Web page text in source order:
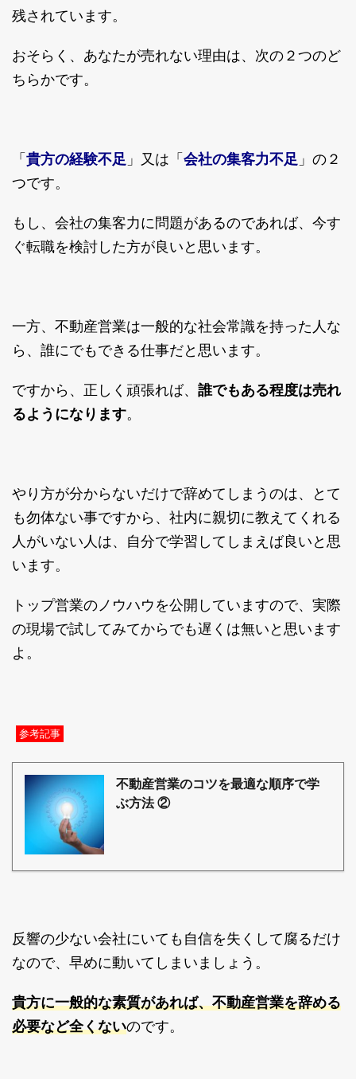
残されています。
おそらく、あなたが売れない理由は、次の２つのど
ちらかです。
「 貴方の経験不足 」又は「 会社の集客力不足 」の２
つです。
もし、会社の集客力に問題があるのであれば、今す
ぐ転職を検討した方が良いと思います。
一方、不動産営業は一般的な社会常識を持った人な
ら、誰にでもできる仕事だと思います。
ですから、正しく頑張れば、 誰でもある程度は売れ
るようになります。
やり方が分からないだけで辞めてしまうのは、とて
も勿体ない事ですから、社内に親切に教えてくれる
人がいない人は、自分で学習してしまえば良いと思
います。
トップ営業のノウハウを公開していますので、実際
の現場で試してみてからでも遅くは無いと思います
よ。
参考記事
不動産営業のコツを最適な順序で学
ぶ方法 ②
反響の少ない会社にいても自信を失くして腐るだけ
なので、早めに動いてしまいましょう。
貴方に一般的な素質があれば、不動産営業を辞める
必要など全くないのです。